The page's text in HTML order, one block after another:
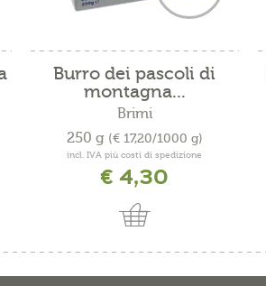
Burro dei pascoli di
montagna...
Brimi
250 g (€ 17,20/1000 g)
incl. IVA più costi di spedizione
€ 4,30